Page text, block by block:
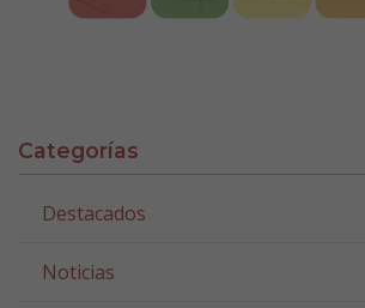
Categorías
Destacados
Noticias